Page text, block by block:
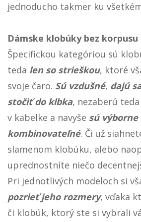
jednoducho takmer ku
Dámske klobúky bez korpusu
Špecifickou kategóriou sú
teda len so strieškou, ktoré
svoje čaro. Sú vzdušné, dajú
stočiť do klbka, nezaberú
v kabelke a navyše sú výborne
kombinovateľné. Či už
slamenom klobúku, alebo
uprednostníte niečo
Pri jednotlivých modeloch si
pozrieť jeho rozmery, vďaka
či klobúk, ktorý ste si vybrali